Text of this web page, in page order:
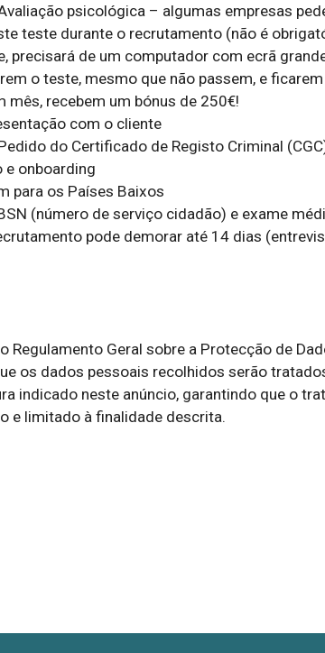
psicológica – algumas empresas
teste durante o recrutamento (não é
precisará de um computador com ecrã
o teste, mesmo que não passem, e
mês, recebem um bónus de 250€!
com o cliente
do Certificado de Registo Criminal
onboarding
para os Países Baixos
(número de serviço cidadão) e exame
pode demorar até 14 dias
Regulamento Geral sobre a Protecção de
os dados pessoais recolhidos serão
indicado neste anúncio, garantindo que o
e limitado à finalidade descrita.